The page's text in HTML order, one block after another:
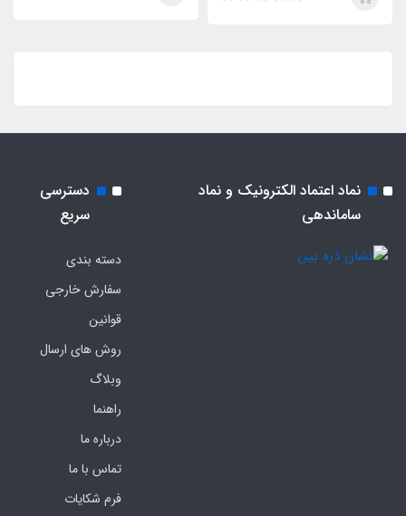
نماد اعتماد الکترونیک و نماد
ساماندهی
دسترسی
سریع
دسته بندی
سفارش خارجی
قوانین
روش های ارسال
وبلاگ
راهنما
درباره ما
تماس با ما
فرم‌ شکایات